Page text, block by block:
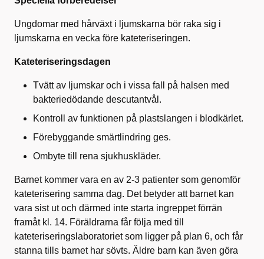
Ungdomar med hårväxt i ljumskarna bör raka sig i
ljumskarna en vecka före kateteriseringen.
Kateteriseringsdagen
Tvätt av ljumskar och i vissa fall på halsen med
bakteriedödande descutantvål.
Kontroll av funktionen på plastslangen i blodkärlet.
Förebyggande smärtlindring ges.
Ombyte till rena sjukhuskläder.
Barnet kommer vara en av 2-3 patienter som genomför
kateterisering samma dag. Det betyder att barnet kan
vara sist ut och därmed inte starta ingreppet förrän
framåt kl. 14. Föräldrarna får följa med till
kateteriseringslaboratoriet som ligger på plan 6, och får
stanna tills barnet har sövts. Äldre barn kan även göra